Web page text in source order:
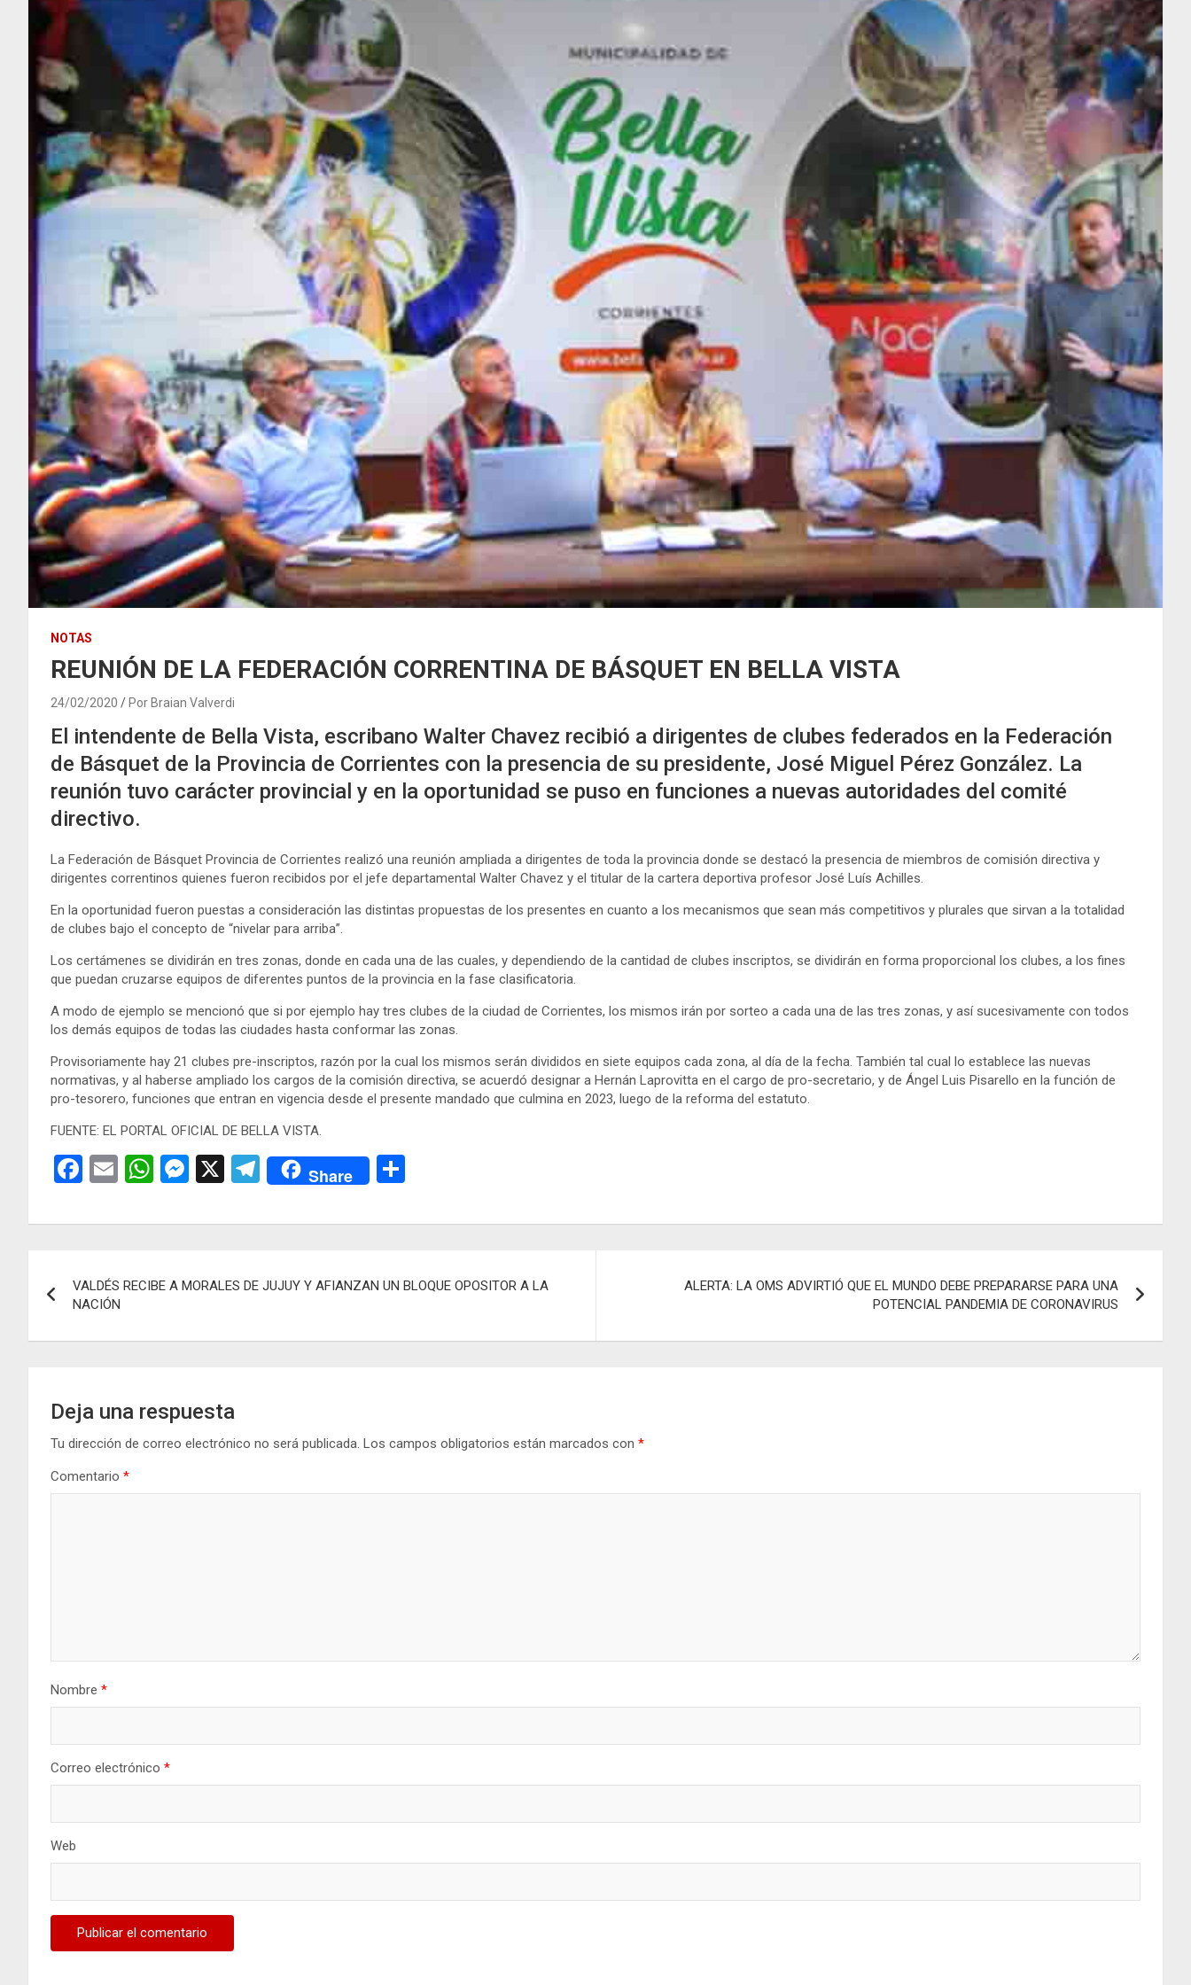
NOTAS
REUNIÓN DE LA FEDERACIÓN CORRENTINA DE BÁSQUET EN BELLA VISTA
24/02/2020 Por Braian Valverdi
El intendente de Bella Vista, escribano Walter Chavez recibió a dirigentes de clubes federados en la Federación
de Básquet de la Provincia de Corrientes con la presencia de su presidente, José Miguel Pérez González. La
reunión tuvo carácter provincial y en la oportunidad se puso en funciones a nuevas autoridades del comité
directivo.
La Federación de Básquet Provincia de Corrientes realizó una reunión ampliada a dirigentes de toda la provincia donde se destacó la presencia de miembros de comisión directiva y
dirigentes correntinos quienes fueron recibidos por el jefe departamental Walter Chavez y el titular de la cartera deportiva profesor José Luís Achilles.
En la oportunidad fueron puestas a consideración las distintas propuestas de los presentes en cuanto a los mecanismos que sean más competitivos y plurales que sirvan a la totalidad
de clubes bajo el concepto de “nivelar para arriba”.
Los certámenes se dividirán en tres zonas, donde en cada una de las cuales, y dependiendo de la cantidad de clubes inscriptos, se dividirán en forma proporcional los clubes, a los fines
que puedan cruzarse equipos de diferentes puntos de la provincia en la fase clasificatoria.
A modo de ejemplo se mencionó que si por ejemplo hay tres clubes de la ciudad de Corrientes, los mismos irán por sorteo a cada una de las tres zonas, y así sucesivamente con todos
los demás equipos de todas las ciudades hasta conformar las zonas.
Provisoriamente hay 21 clubes pre-inscriptos, razón por la cual los mismos serán divididos en siete equipos cada zona, al día de la fecha. También tal cual lo establece las nuevas
normativas, y al haberse ampliado los cargos de la comisión directiva, se acuerdó designar a Hernán Laprovitta en el cargo de pro-secretario, y de Ángel Luis Pisarello en la función de
pro-tesorero, funciones que entran en vigencia desde el presente mandado que culmina en 2023, luego de la reforma del estatuto.
FUENTE: EL PORTAL OFICIAL DE BELLA VISTA.
F
ce
o
o
k
E
ail
W
at
A
p
M
se
g
X
T
e
a
Share
m
ar
de
entradas
VALDÉS RECIBE A MORALES DE JUJUY Y AFIANZAN UN BLOQUE OPOSITOR A LA
NACIÓN
ALERTA: LA OMS ADVIRTIÓ QUE EL MUNDO DEBE PREPARARSE PARA UNA
POTENCIAL PANDEMIA DE CORONAVIRUS
Deja una respuesta
Tu dirección de correo electrónico no será publicada. Los campos obligatorios están marcados con *
Comentario *
Nombre *
Correo electrónico *
Web